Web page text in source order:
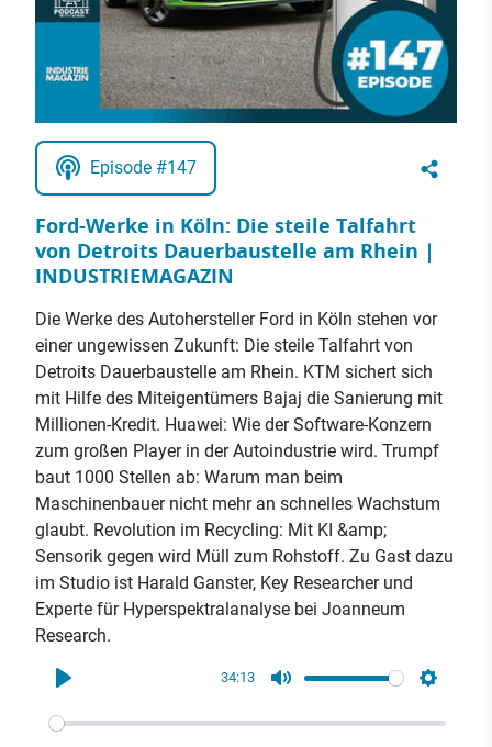
Episode #147
Ford-Werke in Köln: Die steile Talfahrt
von Detroits Dauerbaustelle am Rhein |
INDUSTRIEMAGAZIN
Die Werke des Autohersteller Ford in Köln stehen vor
einer ungewissen Zukunft: Die steile Talfahrt von
Detroits Dauerbaustelle am Rhein. KTM sichert sich
mit Hilfe des Miteigentümers Bajaj die Sanierung mit
Millionen-Kredit. Huawei: Wie der Software-Konzern
zum großen Player in der Autoindustrie wird. Trumpf
baut 1000 Stellen ab: Warum man beim
Maschinenbauer nicht mehr an schnelles Wachstum
glaubt. Revolution im Recycling: Mit KI &amp;
Sensorik gegen wird Müll zum Rohstoff. Zu Gast dazu
im Studio ist Harald Ganster, Key Researcher und
Experte für Hyperspektralanalyse bei Joanneum
Research.
34:13